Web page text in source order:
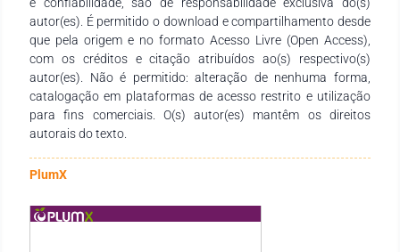
autor(es). É permitido o download e compartilhamento desde
que pela origem e no formato Acesso Livre (Open Access),
com os créditos e citação atribuídos ao(s) respectivo(s)
autor(es). Não é permitido: alteração de nenhuma forma,
catalogação em plataformas de acesso restrito e utilização
para fins comerciais. O(s) autor(es) mantêm os direitos
autorais do texto.
PlumX